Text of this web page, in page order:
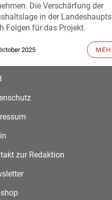
Die Verschärfung der
in der
Folgen für das Projekt.
2025
zur Redaktion